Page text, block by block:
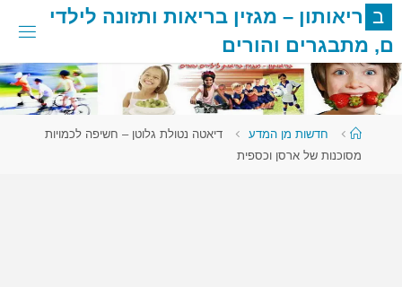
דלגו
לתוכן
ב ריאותון – מגזין בריאות ותזונה לילדי
ם, מתבגרים והורים
עמוד
ראשי
חדשות מן המדע
דיאטה נטולת גלוטן – חשיפה לכמויות
מסוכנות של ארסן וכספית